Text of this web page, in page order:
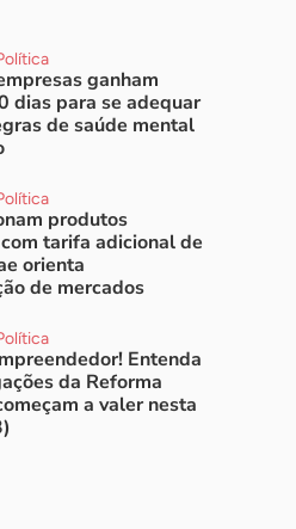
ganham
dias para se adequar
de saúde mental
produtos
tarifa adicional de
orienta
de mercados
Entenda
da Reforma
a valer nesta